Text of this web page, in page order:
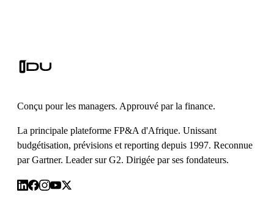
Conçu pour les managers. Approuvé par la finance.
La principale plateforme FP&A d'Afrique. Unissant
budgétisation, prévisions et reporting depuis 1997. Reconnue
par Gartner. Leader sur G2. Dirigée par ses fondateurs.